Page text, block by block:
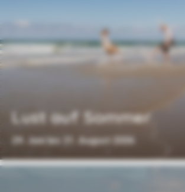
Lust auf Sommer
29. Juni bis 31. August 2026